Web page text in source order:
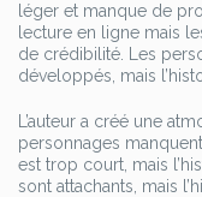
léger et manque de
lecture en ligne mais
de crédibilité. Les
développés, mais
L’auteur a créé une
personnages
est trop court, mais
sont attachants, mais